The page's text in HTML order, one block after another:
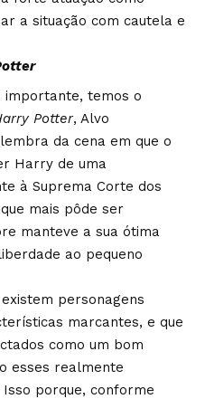
a situação com cautela e
importante, temos o
Potter, Alvo
da cena em que o
Harry de uma
à Suprema Corte dos
mais pôde ser
manteve a sua ótima
ao pequeno
personagens
marcantes, e que
como um bom
esses realmente
porque, conforme